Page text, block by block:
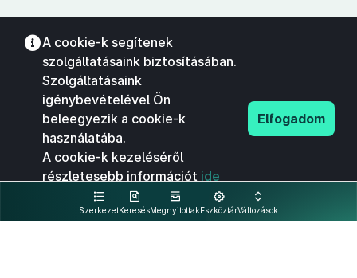
SzerkezetKeresésMegnyitottakEszköztárVáltozások
A cookie-k segítenek
szolgáltatásaink biztosításában.
Szolgáltatásaink
igénybevételével Ön
beleegyezik a cookie-k
használatába.
A cookie-k kezeléséről
részletesebb információt ide
kattintva olvashat.
Elfogadom